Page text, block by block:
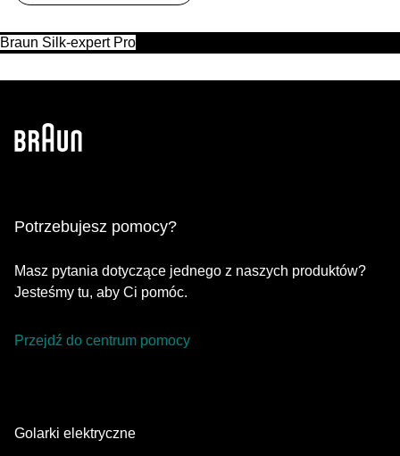
Braun Silk-expert Pro
Potrzebujesz pomocy?
Masz pytania dotyczące jednego z naszych produktów?
Jesteśmy tu, aby Ci pomóc.
Przejdź do centrum pomocy
Golarki elektryczne